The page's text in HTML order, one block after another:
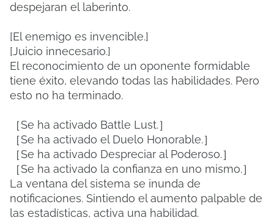
despejaran el laberinto.
[El enemigo es invencible.]
[Juicio innecesario.]
El reconocimiento de un oponente formidable
tiene éxito, elevando todas las habilidades. Pero
esto no ha terminado.
［Se ha activado Battle Lust.］
［Se ha activado el Duelo Honorable.］
［Se ha activado Despreciar al Poderoso.］
［Se ha activado la confianza en uno mismo.］
La ventana del sistema se inunda de
notificaciones. Sintiendo el aumento palpable de
las estadísticas, activa una habilidad.